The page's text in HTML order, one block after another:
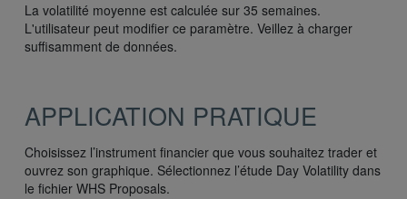
La volatilité moyenne est calculée sur 35 semaines.
L'utilisateur peut modifier ce paramètre. Veillez à charger
suffisamment de données.
APPLICATION PRATIQUE
Choisissez l’instrument financier que vous souhaitez trader et
ouvrez son graphique. Sélectionnez l’étude Day Volatility dans
le fichier WHS Proposals.